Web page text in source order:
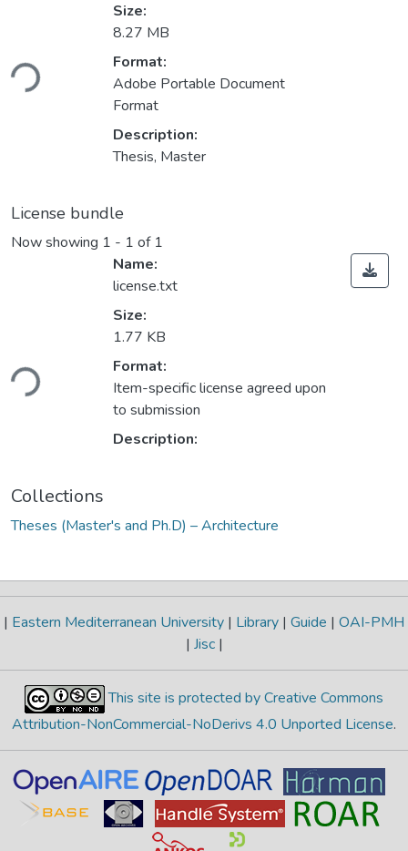
Loading...
Size:
8.27 MB
Format:
Adobe Portable Document
Format
Description:
Thesis, Master
License bundle
Now showing 1 - 1 of 1
Loading...
Name:
license.txt
Size:
1.77 KB
Format:
Item-specific license agreed upon
to submission
Description:
Collections
Theses (Master's and Ph.D) – Architecture
| Eastern Mediterranean University | Library | Guide | OAI-PMH
| Jisc |
This site is protected by Creative Commons
Attribution-NonCommercial-NoDerivs 4.0 Unported License.